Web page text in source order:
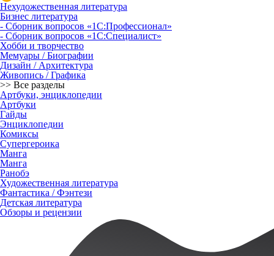
Нехудожественная литература
Бизнес литература
- Сборник вопросов «1С:Профессионал»
- Сборник вопросов «1С:Специалист»
Хобби и творчество
Мемуары / Биографии
Дизайн / Архитектура
Живопись / Графика
>> Все разделы
Артбуки, энциклопедии
Артбуки
Гайды
Энциклопедии
Комиксы
Супергероика
Манга
Манга
Ранобэ
Художественная литература
Фантастика / Фэнтези
Детская литература
Обзоры и рецензии